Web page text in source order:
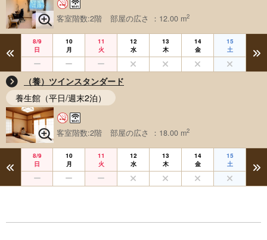
客室階数:2階 部屋の広さ ：12.00 m2
8/9
日
10
月
11
火
12
水
13
木
14
金
15
土
（養）ツインスタンダード
養生館（平日/週末2泊）
客室階数:2階 部屋の広さ ：18.00 m2
8/9
日
10
月
11
火
12
水
13
木
14
金
15
土